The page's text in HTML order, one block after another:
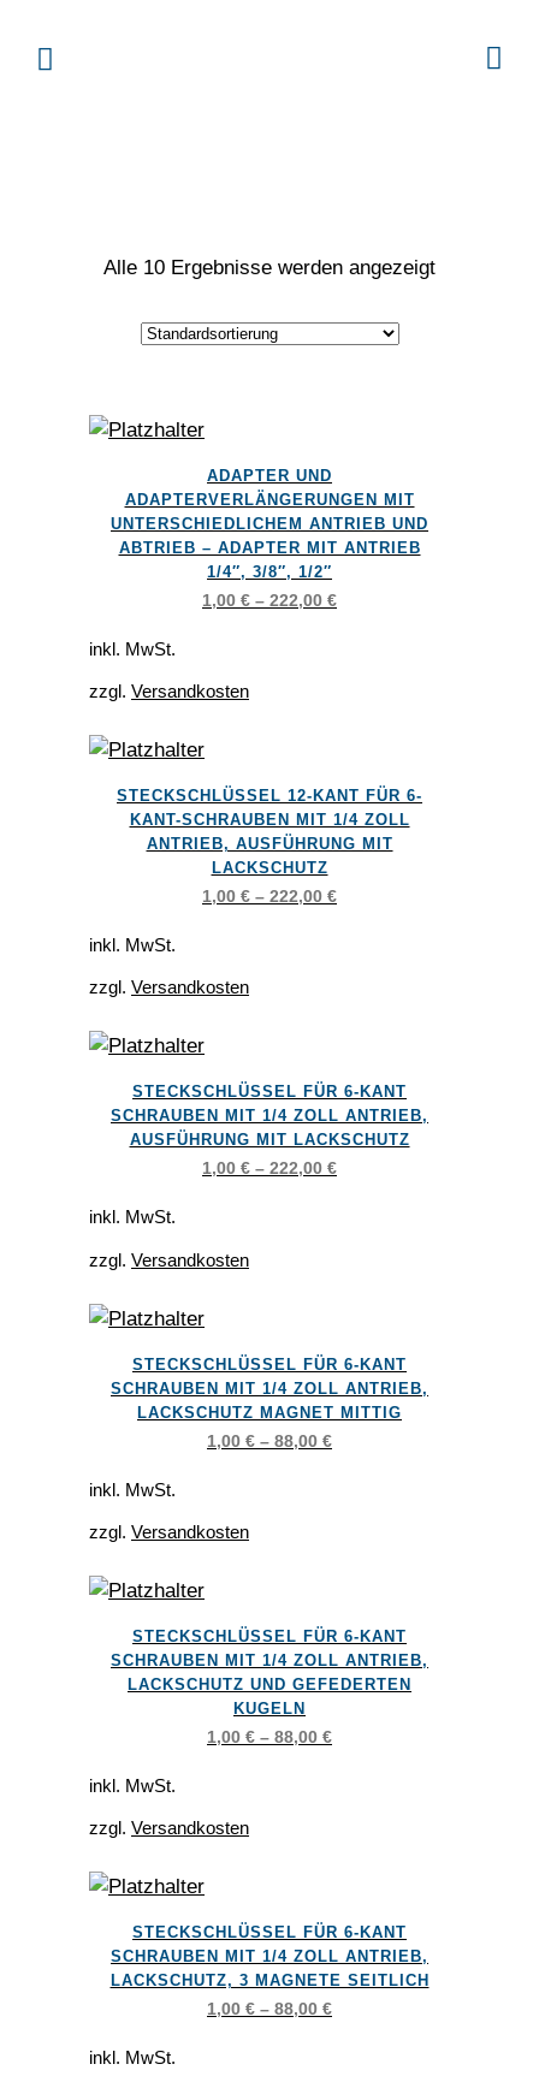
Alle 10 Ergebnisse werden angezeigt
Produkt
weist
mehrere
Die
Optionen
auf
Produktseite
gewählt
ADAPTER UND
ADAPTERVERLÄNGERUNGEN MIT
UNTERSCHIEDLICHEM ANTRIEB UND
ABTRIEB – ADAPTER MIT ANTRIEB
1/4″, 3/8″, 1/2″
1,00 € – 222,00 €
inkl. MwSt.
zzgl. Versandkosten
Produkt
auf.
Optionen
können
auf
Produktseite
STECKSCHLÜSSEL 12-KANT FÜR 6-
KANT-SCHRAUBEN MIT 1/4 ZOLL
ANTRIEB, AUSFÜHRUNG MIT
LACKSCHUTZ
1,00 € – 222,00 €
inkl. MwSt.
zzgl. Versandkosten
Produkt
weist
Die
können
der
Produktseite
werden
STECKSCHLÜSSEL FÜR 6-KANT
SCHRAUBEN MIT 1/4 ZOLL ANTRIEB,
AUSFÜHRUNG MIT LACKSCHUTZ
1,00 € – 222,00 €
inkl. MwSt.
zzgl. Versandkosten
Produkt
Die
können
der
Produktseite
STECKSCHLÜSSEL FÜR 6-KANT
SCHRAUBEN MIT 1/4 ZOLL ANTRIEB,
LACKSCHUTZ MAGNET MITTIG
1,00 € – 88,00 €
inkl. MwSt.
zzgl. Versandkosten
Produkt
weist
auf.
Optionen
können
auf
Produktseite
gewählt
STECKSCHLÜSSEL FÜR 6-KANT
SCHRAUBEN MIT 1/4 ZOLL ANTRIEB,
LACKSCHUTZ UND GEFEDERTEN
KUGELN
1,00 € – 88,00 €
inkl. MwSt.
zzgl. Versandkosten
Produkt
weist
STECKSCHLÜSSEL FÜR 6-KANT
SCHRAUBEN MIT 1/4 ZOLL ANTRIEB,
LACKSCHUTZ, 3 MAGNETE SEITLICH
1,00 € – 88,00 €
inkl. MwSt.